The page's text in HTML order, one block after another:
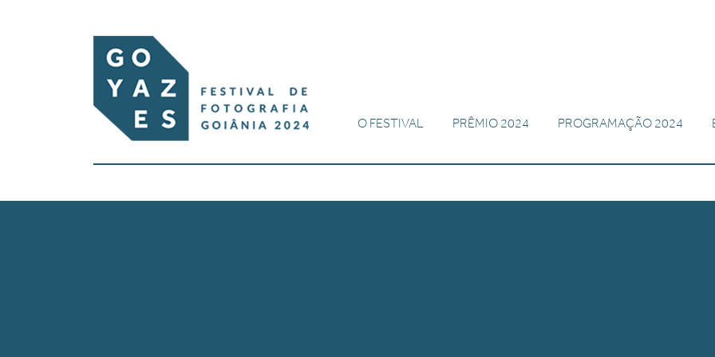
O FESTIVAL PRÊMIO 2024 PROGRAMAÇÃO 2024